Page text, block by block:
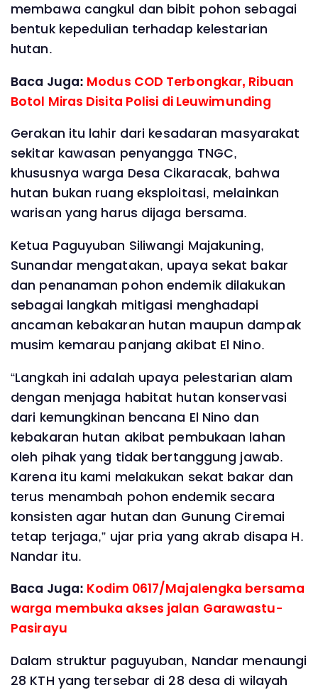
membawa cangkul dan bibit pohon sebagai
bentuk kepedulian terhadap kelestarian
hutan.
Baca Juga: Modus COD Terbongkar, Ribuan
Botol Miras Disita Polisi di Leuwimunding
Gerakan itu lahir dari kesadaran masyarakat
sekitar kawasan penyangga TNGC,
khususnya warga Desa Cikaracak, bahwa
hutan bukan ruang eksploitasi, melainkan
warisan yang harus dijaga bersama.
Ketua Paguyuban Siliwangi Majakuning,
Sunandar mengatakan, upaya sekat bakar
dan penanaman pohon endemik dilakukan
sebagai langkah mitigasi menghadapi
ancaman kebakaran hutan maupun dampak
musim kemarau panjang akibat El Nino.
“Langkah ini adalah upaya pelestarian alam
dengan menjaga habitat hutan konservasi
dari kemungkinan bencana El Nino dan
kebakaran hutan akibat pembukaan lahan
oleh pihak yang tidak bertanggung jawab.
Karena itu kami melakukan sekat bakar dan
terus menambah pohon endemik secara
konsisten agar hutan dan Gunung Ciremai
tetap terjaga,” ujar pria yang akrab disapa H.
Nandar itu.
Baca Juga: Kodim 0617/Majalengka bersama
warga membuka akses jalan Garawastu-
Pasirayu
Dalam struktur paguyuban, Nandar menaungi
28 KTH yang tersebar di 28 desa di wilayah